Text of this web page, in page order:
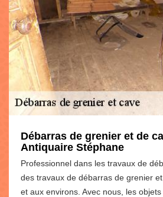
Débarras de grenier et de
Antiquaire Stéphane
Professionnel dans les travaux de
des travaux de débarras de grenier
et aux environs. Avec nous, les objets